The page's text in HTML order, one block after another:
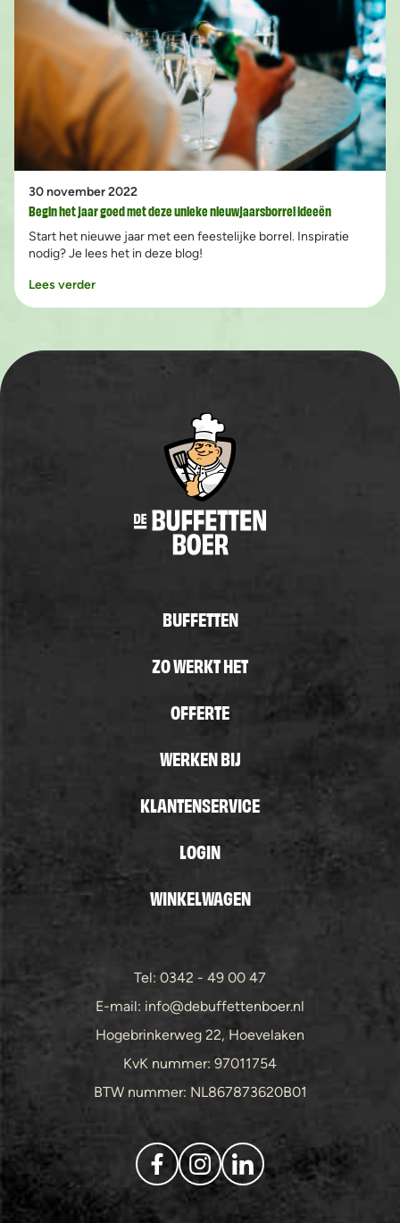
30 november 2022
Begin het jaar goed met deze unieke nieuwjaarsborrel ideeën
Start het nieuwe jaar met een feestelijke borrel. Inspiratie
nodig? Je lees het in deze blog!
Lees verder
BUFFETTEN
ZO WERKT HET
OFFERTE
WERKEN BIJ
KLANTENSERVICE
LOGIN
WINKELWAGEN
Tel: 0342 - 49 00 47
E-mail: info@debuffettenboer.nl
Hogebrinkerweg 22, Hoevelaken
KvK nummer: 97011754
BTW nummer: NL867873620B01